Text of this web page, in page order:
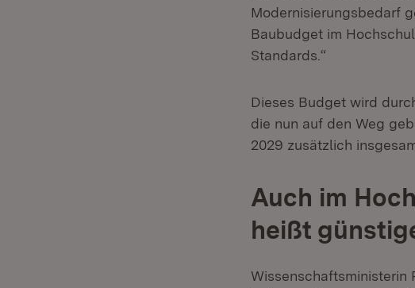
Modernisierungsbedarf
Baubudget im
Standards.“
Dieses Budget wird
die nun auf den Weg
2029 zusätzlich
Auch im
heißt
Wissenschaftsministerin